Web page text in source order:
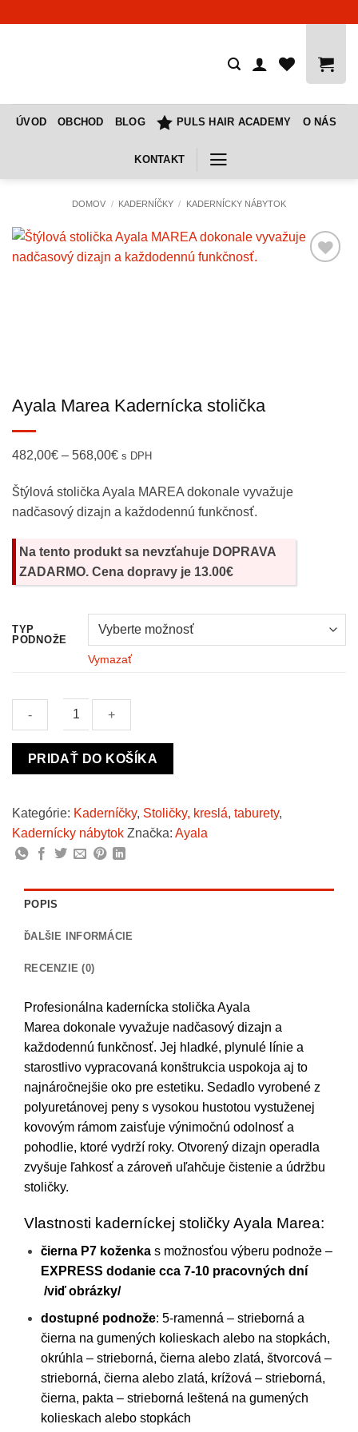
ÚVOD OBCHOD BLOG PULS HAIR ACADEMY O NÁS
KONTAKT
DOMOV / KADERNÍČKY / KADERNÍCKY NÁBYTOK
Ayala Marea Kadernícka stolička
482,00€ – 568,00€Price
482,00€
through
s DPH
Štýlová stolička Ayala MAREA dokonale vyvažuje
nadčasový dizajn a každodennú funkčnosť.
Na tento produkt sa nevzťahuje DOPRAVA
ZADARMO. Cena dopravy je 13.00€
TYP
PODNOŽE
Vymazať
množstvo
Kadernícka
PRIDAŤ DO KOŠÍKA
Kategórie: Kaderníčky, Stoličky, kreslá, taburety,
Kadernícky nábytok Značka: Ayala
POPIS
ĎALŠIE INFORMÁCIE
RECENZIE (0)
Profesionálna kadernícka stolička Ayala
Marea dokonale vyvažuje nadčasový dizajn a
každodennú funkčnosť. Jej hladké, plynulé línie a
starostlivo vypracovaná konštrukcia uspokoja aj to
najnáročnejšie oko pre estetiku. Sedadlo vyrobené z
polyuretánovej peny s vysokou hustotou vystuženej
kovovým rámom zaisťuje výnimočnú odolnosť a
pohodlie, ktoré vydrží roky. Otvorený dizajn operadla
zvyšuje ľahkosť a zároveň uľahčuje čistenie a údržbu
stoličky.
Vlastnosti kaderníckej stoličky Ayala Marea:
čierna P7 koženkas možnosťou výberu podnože –
EXPRESS dodanie cca 7-10 pracovných dní
/viď obrázky/
dostupné podnože: 5-ramenná – strieborná a
čierna na gumených kolieskach alebo na stopkách,
okrúhla – strieborná, čierna alebo zlatá, štvorcová –
strieborná, čierna alebo zlatá, krížová – strieborná,
čierna, pakta – strieborná leštená na gumených
kolieskach alebo stopkách